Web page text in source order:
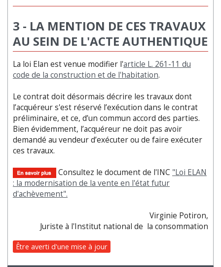
3 - LA MENTION DE CES TRAVAUX
AU SEIN DE L'ACTE AUTHENTIQUE
La loi Elan est venue modifier l'article L. 261-11 du
code de la construction et de l'habitation.
Le contrat doit désormais décrire les travaux dont
l’acquéreur s'est réservé l’exécution dans le contrat
préliminaire, et ce, d’un commun accord des parties.
Bien évidemment, l’acquéreur ne doit pas avoir
demandé au vendeur d’exécuter ou de faire exécuter
ces travaux.
Consultez le document de l'INC "Loi ELAN
: la modernisation de la vente en l'état futur
d'achèvement".
Virginie Potiron,
Juriste à l'Institut national de la consommation
Être averti d'une mise à jour